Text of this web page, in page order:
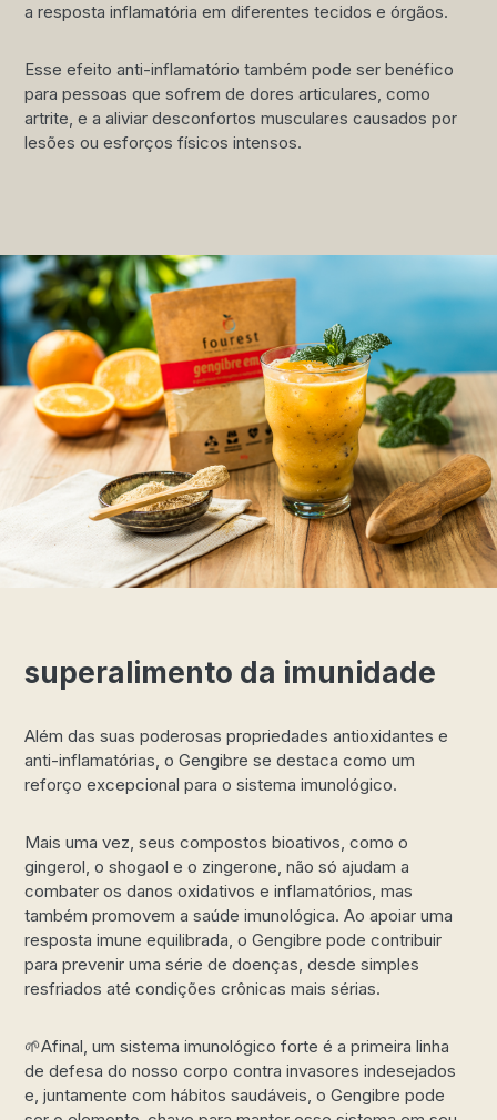
a resposta inflamatória em diferentes tecidos e órgãos.
Esse efeito anti-inflamatório também pode ser benéfico
para pessoas que sofrem de dores articulares, como
artrite, e a aliviar desconfortos musculares causados por
lesões ou esforços físicos intensos.
superalimento da imunidade
Além das suas poderosas propriedades antioxidantes e
anti-inflamatórias, o Gengibre se destaca como um
reforço excepcional para o sistema imunológico.
Mais uma vez, seus compostos bioativos, como o
gingerol, o shogaol e o zingerone, não só ajudam a
combater os danos oxidativos e inflamatórios, mas
também promovem a saúde imunológica. Ao apoiar uma
resposta imune equilibrada, o Gengibre pode contribuir
para prevenir uma série de doenças, desde simples
resfriados até condições crônicas mais sérias.
🌱Afinal, um sistema imunológico forte é a primeira linha
de defesa do nosso corpo contra invasores indesejados
e, juntamente com hábitos saudáveis, o Gengibre pode